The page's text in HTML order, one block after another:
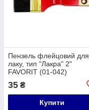
Пензель флейцовий для
лаку, тип "Лакра" 2"
FAVORIT (01-042)
35 ₴
Купити